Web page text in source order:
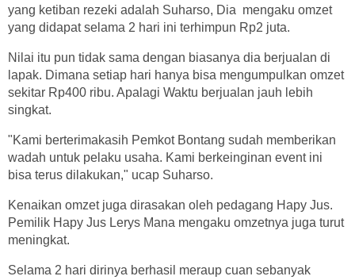
yang ketiban rezeki adalah Suharso, Dia mengaku omzet
yang didapat selama 2 hari ini terhimpun Rp2 juta.
Nilai itu pun tidak sama dengan biasanya dia berjualan di
lapak. Dimana setiap hari hanya bisa mengumpulkan omzet
sekitar Rp400 ribu. Apalagi Waktu berjualan jauh lebih
singkat.
"Kami berterimakasih Pemkot Bontang sudah memberikan
wadah untuk pelaku usaha. Kami berkeinginan event ini
bisa terus dilakukan," ucap Suharso.
Kenaikan omzet juga dirasakan oleh pedagang Hapy Jus.
Pemilik Hapy Jus Lerys Mana mengaku omzetnya juga turut
meningkat.
Selama 2 hari dirinya berhasil meraup cuan sebanyak